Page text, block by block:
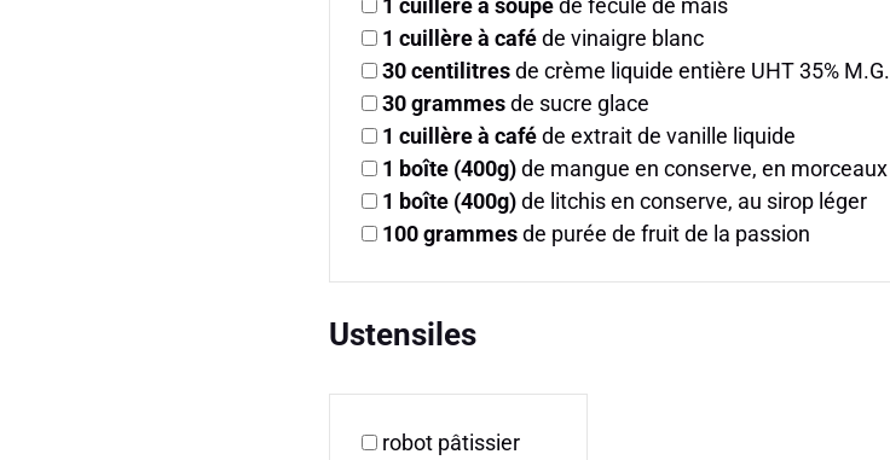
1 cuillère à soupede fécule de maïs
1 cuillère à caféde vinaigre blanc
30centilitresde crème liquide entière UHT 35% M.G.
30grammesde sucre glace
1 cuillère à caféde extrait de vanille liquide
1 boîte (400g)de mangue en conserve, en morceaux
1 boîte (400g)de litchis en conserve, au sirop léger
100grammesde purée de fruit de la passion
Ustensiles
robot pâtissier